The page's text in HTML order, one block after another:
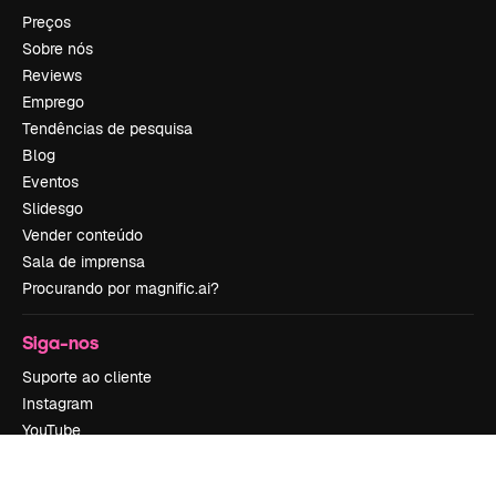
Preços
Sobre nós
Reviews
Emprego
Tendências de pesquisa
Blog
Eventos
Slidesgo
Vender conteúdo
Sala de imprensa
Procurando por magnific.ai?
Siga-nos
Suporte ao cliente
Instagram
YouTube